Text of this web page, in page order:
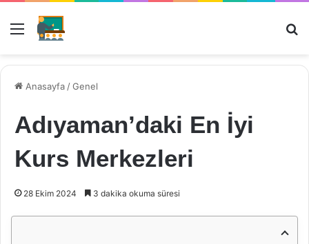
Menü
Anasayfa /Genel
Adıyaman’daki En İyi
Kurs Merkezleri
28 Ekim 2024 3 dakika okuma süresi